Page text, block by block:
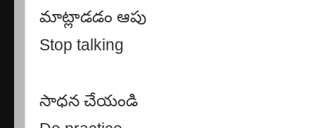
మాట్లాడడం ఆపు
Stop talking
సాధన చేయండి